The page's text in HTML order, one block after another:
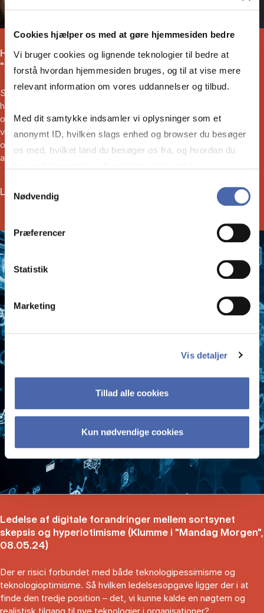
Cookies hjælper os med at gøre hjemmesiden bedre
Vi bruger cookies og lignende teknologier til bedre at
forstå hvordan hjemmesiden bruges, og til at vise mere
relevant information om vores uddannelser og tilbud.
Med dit samtykke indsamler vi oplysninger som et
anonymt ID, hvilken slags enhed og browser du besøger
os med, hvilket land du besøger os fra, og hvordan du
markedsføring. Du bestemmer selv - og kan altid trække
Nødvendig
Præferencer
Statistik
Marketing
Vis detaljer
Tillad alle cookies
Kun nødvendige cookies
Hvem tør sige stop til digital innovation? (Klumme i
"Mandag Morgen", 29.11.23)
Som leder skal du ikke sige nej til digital innovation. Men du skal
helst kunne gennemskue, om det digitale projekt, din
organisation poster tid og penge i, ser ud til at bidrage med
værdi eller ej. Ellers bidrager du blot til den kollektive,
organisatoriske uvidenhed, der ofte forhindrer at nogen tager
ansvar for at sige stop.
Læs klummen her
Ledelse af digitale forandringer mellem sortsynet
skepsis og hyperiotimisme (Klumme i "Mandag Morgen",
08.05.24)
Der er risici forbundet med både teknologipessimisme og
teknologioptimisme. Så hvilken ledelsesopgave ligger der i at
finde den tredje position – det, vi kunne kalde en nøgtern og